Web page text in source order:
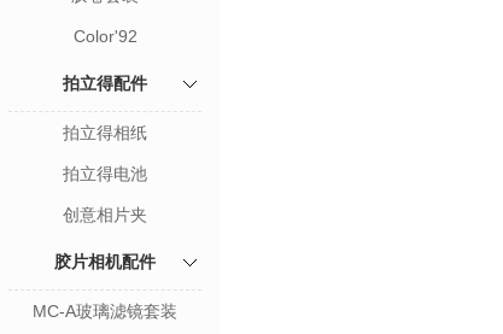
Color'92
拍立得配件
拍立得相纸
拍立得电池
创意相片夹
胶片相机配件
MC-A玻璃滤镜套装